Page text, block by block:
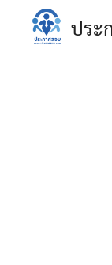
ประ